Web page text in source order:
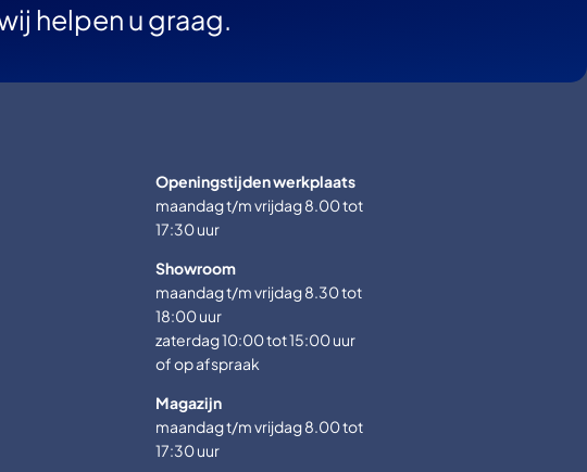
helpen u graag.
Openingstijden werkplaats
maandag t/m vrijdag 8.00 tot
17:30 uur
Showroom
maandag t/m vrijdag 8.30 tot
18:00 uur
zaterdag 10:00 tot 15:00 uur
of op afspraak
Magazijn
maandag t/m vrijdag 8.00 tot
17:30 uur